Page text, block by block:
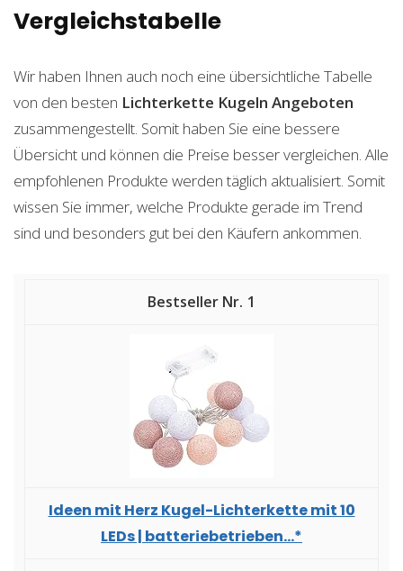
Vergleichstabelle
Wir haben Ihnen auch noch eine übersichtliche Tabelle
von den besten Lichterkette Kugeln Angeboten
zusammengestellt. Somit haben Sie eine bessere
Übersicht und können die Preise besser vergleichen. Alle
empfohlenen Produkte werden täglich aktualisiert. Somit
wissen Sie immer, welche Produkte gerade im Trend
sind und besonders gut bei den Käufern ankommen.
1
Ideen mit Herz Kugel-Lichterkette mit 10
LEDs | batteriebetrieben...*